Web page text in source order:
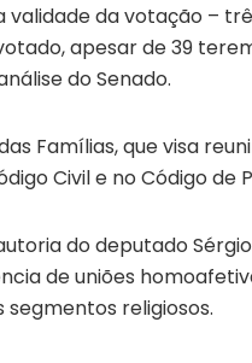
da votação –
apesar de 39
do Senado.
Famílias, que visa
Civil e no Código de
do deputado
de uniões
religiosos.